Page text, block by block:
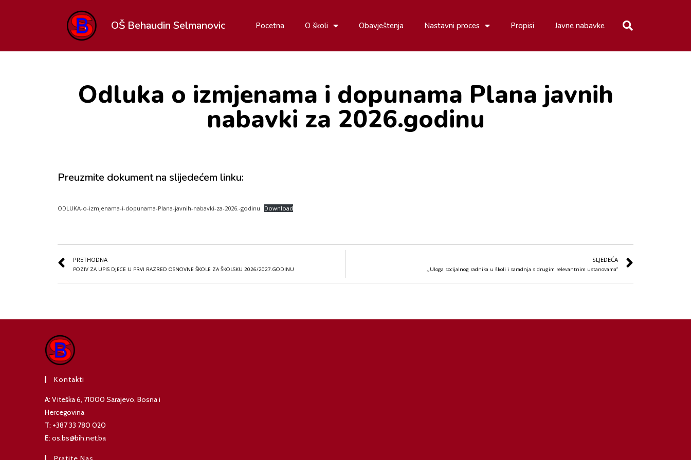
OŠ Behaudin Selmanovic Pocetna O školi Obavještenja Nastavni proces Propisi Javne nabavke
Odluka o izmjenama i dopunama Plana javnih
nabavki za 2026.godinu
Preuzmite dokument na slijedećem linku:
ODLUKA-o-izmjenama-i-dopunama-Plana-javnih-nabavki-za-2026.-godinu Download
PRETHODNA
POZIV ZA UPIS DJECE U PRVI RAZRED OSNOVNE ŠKOLE ZA ŠKOLSKU 2026/2027.GODINU
SLJEDEĆA
,,Uloga socijalnog radnika u školi i saradnja s drugim relevantnim ustanovama”
Kontakti
A: Viteška 6, 71000 Sarajevo, Bosna i
Hercegovina
T: +387 33 780 020
E: os.bs@bih.net.ba